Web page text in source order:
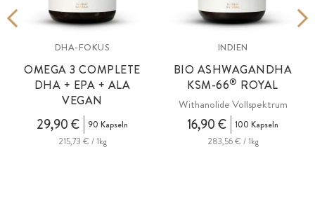
DHA-FOKUS
OMEGA 3 COMPLETE
DHA + EPA + ALA
VEGAN
29,90 €
90 Kapseln
215,73 € / 1kg
INDIEN
BIO ASHWAGANDHA
KSM-66® ROYAL
Withanolide Vollspektrum
16,90 €
100 Kapseln
283,56 € / 1kg